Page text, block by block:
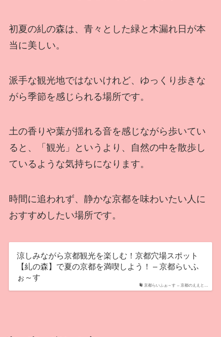
初夏の糺の森は、青々とした緑と木漏れ日が本
当に美しい。
派手な観光地ではないけれど、ゆっくり歩きな
がら季節を感じられる場所です。
土の香りや葉が揺れる音を感じながら歩いてい
ると、「観光」というより、自然の中を散歩し
ているような気持ちになります。
時間に追われず、静かな京都を味わいたい人に
おすすめしたい場所です。
京都らいふぉ～す – 京都のええと…
涼しみながら京都観光を楽しむ！京都穴場スポット
【糺の森】で夏の京都を満喫しよう！ – 京都らいふ
ぉ～す